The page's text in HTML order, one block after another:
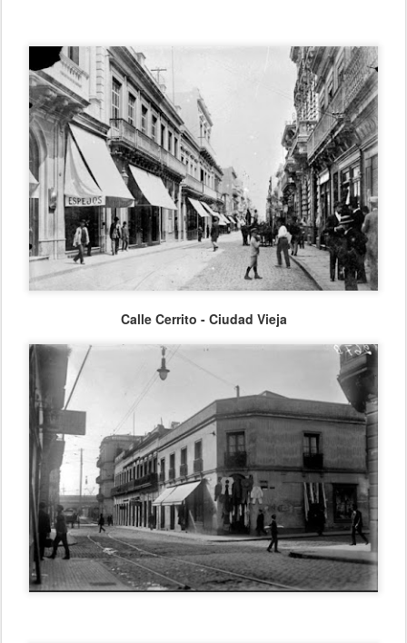
Calle Cerrito - Ciudad Vieja